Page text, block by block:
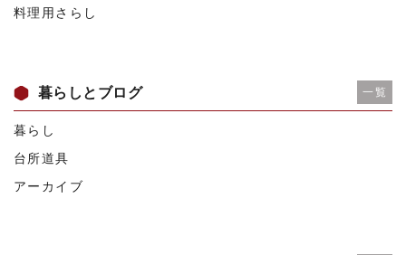
料理用さらし
暮らしとブログ 一覧
暮らし
台所道具
アーカイブ